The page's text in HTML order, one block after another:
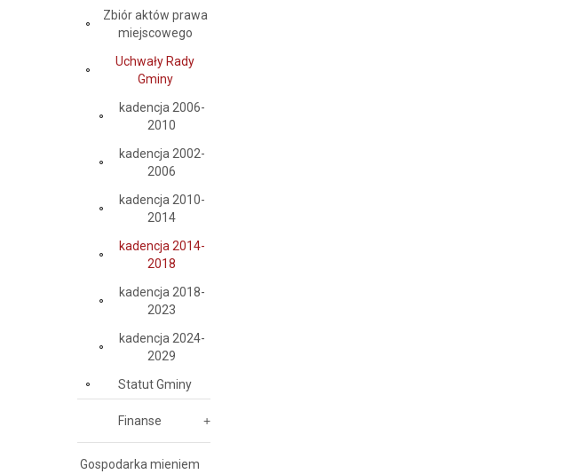
Zbiór aktów prawa
miejscowego
Uchwały Rady
Gminy
kadencja 2006-
2010
kadencja 2002-
2006
kadencja 2010-
2014
kadencja 2014-
2018
kadencja 2018-
2023
kadencja 2024-
2029
Statut Gminy
Finanse
Gospodarka mieniem